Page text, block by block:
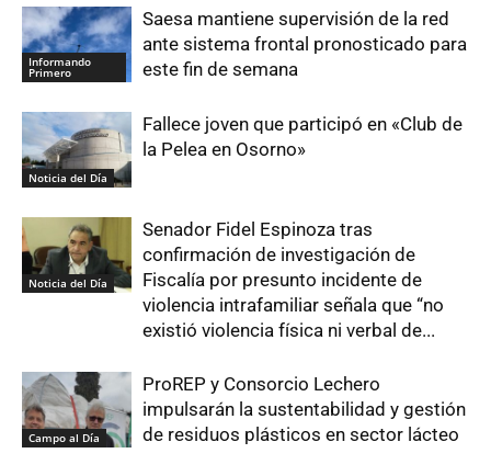
Informando
Primero
Saesa mantiene supervisión de la red
ante sistema frontal pronosticado para
este fin de semana
Noticia del Día
Fallece joven que participó en «Club de
la Pelea en Osorno»
Noticia del Día
Senador Fidel Espinoza tras
confirmación de investigación de
Fiscalía por presunto incidente de
violencia intrafamiliar señala que “no
existió violencia física ni verbal de...
Campo al Día
ProREP y Consorcio Lechero
impulsarán la sustentabilidad y gestión
de residuos plásticos en sector lácteo